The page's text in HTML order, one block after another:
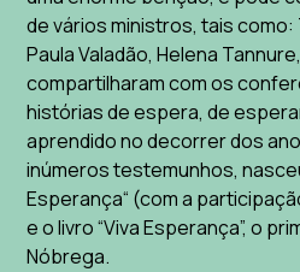
de vários ministros, tais como:
Paula Valadão, Helena
compartilharam com os
histórias de espera, de
aprendido no decorrer dos
inúmeros testemunhos,
Esperança“ (com a
e o livro “Viva Esperança”, o
Nóbrega.